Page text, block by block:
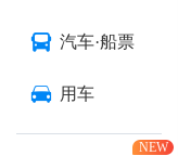
汽车·船票
用车
NEW